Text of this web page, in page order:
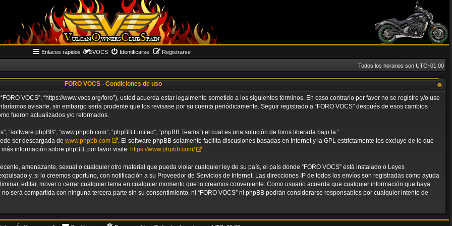
Enlaces rápidos VOCS Identificarse Registrarse
Todos los horarios son UTC+01:00
FORO VOCS - Condiciones de uso
VOCS”, “https://www.vocs.org/foro”), usted acuerda estar legalmente sometido a los siguientes términos. En caso contrario por favor no se registre y/o use
avisarle, sin embargo sería prudente que los revisase por su cuenta periódicamente. Seguir registrado a “FORO VOCS” después de esos cambios
fueron actualizados y/o reformados.
phpBB”, “www.phpbb.com”, “phpBB Limited”, “phpBB Teams”) el cual es una solución de foros liberada bajo la “
ser descargada de www.phpbb.com
. El software phpBB solamente facilita discusiones basadas en Internet y la GPL estrictamente los excluye de lo que
información sobre phpBB, por favor visite: https://www.phpbb.com/ .
amenazante, sexual o cualquier otro material que pueda violar cualquier ley de su país, el país donde “FORO VOCS” está instalado o Leyes
y, si lo creemos oportuno, con notificación a su Proveedor de Servicios de Internet. Las direcciones IP de todos los envíos son registradas como ayuda
editar, mover o cerrar cualquier tema en cualquier momento que lo creamos conveniente. Como usuario acuerda que cualquier información que haya
será compartida con ninguna tercera parte sin su consentimiento, ni “FORO VOCS” ni phpBB podrán considerarse responsables por cualquier intento de